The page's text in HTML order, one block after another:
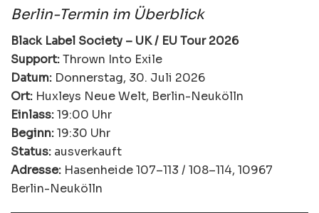
Berlin-Termin im Überblick
Black Label Society – UK / EU Tour 2026
Support:Thrown Into Exile
Datum: Donnerstag, 30. Juli 2026
Ort: Huxleys Neue Welt, Berlin-Neukölln
Einlass:19:00 Uhr
Beginn:19:30 Uhr
Status: ausverkauft
Adresse: Hasenheide 107–113 / 108–114, 10967
Berlin-Neukölln